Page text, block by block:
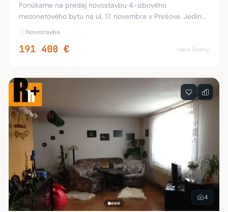
Ponúkame na predaj novostavbu 4-izbového
mezonetového bytu na ul. 17. novembra v Prešove. Jediná
novostavba mezonetových bytov s vlastným kúrením,
Novostavba
191 400 € Hasa Reality
4